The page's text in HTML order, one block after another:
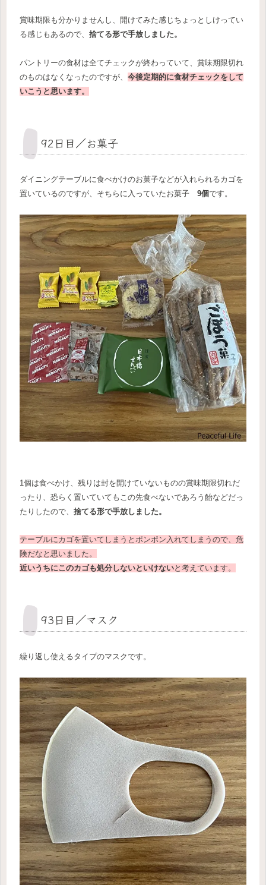
賞味期限も分かりませんし、開けてみた感じちょっとしけってい
る感じもあるので、 捨てる形で手放しました。
パントリーの食材は全てチェックが終わっていて、賞味期限切れ
のものはなくなったのですが、 今後定期的に食材チェックをして
いこうと思います。
92日目／お菓子
ダイニングテーブルに食べかけのお菓子などが入れられるカゴを
置いているのですが、そちらに入っていたお菓子 9個です。
1個は食べかけ、残りは封を開けていないものの賞味期限切れだ
ったり、恐らく置いていてもこの先食べないであろう飴などだっ
たりしたので、 捨てる形で手放しました。
テーブルにカゴを置いてしまうとポンポン入れてしまうので、危
険だなと思いました。
近いうちにこのカゴも処分しないといけないと考えています。
93日目／マスク
繰り返し使えるタイプのマスクです。